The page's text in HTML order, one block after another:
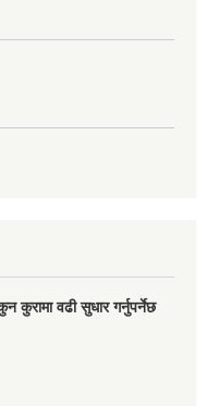
कुरामा वढी सुधार गर्नुपर्नेछ